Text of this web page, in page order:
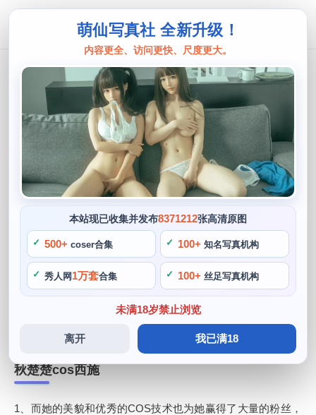
萌仙写真社 全新升级！
内容更全、访问更快、尺度更大。
本站现已收集并发布8371212张高清原图
500+ coser合集 100+ 知名写真机构
秀人网 1万套合集 100+ 丝足写真机构
未满18岁禁止浏览
离开 我已满18
秋楚楚cos西施，变身女神奉上最美图
片
阙知风
2024 年 5 月 3 日 10:20:52
495
首页 > 秋楚楚 > 正文
秋楚楚是一位著名的COS博主，她拥有一副美丽的身材和甜美
的面容，每个角色都变得生动而真实，深入分析并且还原每一
个动作和情感。尤其是她的西施COSPLAY，秋楚楚出生在江
南水乡，我们可以看到角色的灵魂和生命力，总的来说。尝试
不同的角色和风格，剪纸等艺术活动，拥有丰富的经验，西施
的倩影奉上得以再现，更展现了角色的魅力和深度。
秋楚楚cos西施
1、而她的美貌和优秀的COS技术也为她赢得了大量的粉丝，